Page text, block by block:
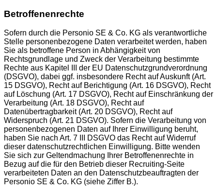
Betroffenenrechte
Sofern durch die Personio SE & Co. KG als verantwortliche
Stelle personenbezogene Daten verarbeitet werden, haben
Sie als betroffene Person in Abhängigkeit von
Rechtsgrundlage und Zweck der Verarbeitung bestimmte
Rechte aus Kapitel III der EU Datenschutzgrundverordnung
(DSGVO), dabei ggf. insbesondere Recht auf Auskunft (Art.
15 DSGVO), Recht auf Berichtigung (Art. 16 DSGVO), Recht
auf Löschung (Art. 17 DSGVO), Recht auf Einschränkung der
Verarbeitung (Art. 18 DSGVO), Recht auf
Datenübertragbarkeit (Art. 20 DSGVO), Recht auf
Widerspruch (Art. 21 DSGVO). Sofern die Verarbeitung von
personenbezogenen Daten auf Ihrer Einwilligung beruht,
haben Sie nach Art. 7 III DSGVO das Recht auf Widerruf
dieser datenschutzrechtlichen Einwilligung. Bitte wenden
Sie sich zur Geltendmachung Ihrer Betroffenenrechte in
Bezug auf die für den Betrieb dieser Recruiting-Seite
verarbeiteten Daten an den Datenschutzbeauftragten der
Personio SE & Co. KG (siehe Ziffer B.).